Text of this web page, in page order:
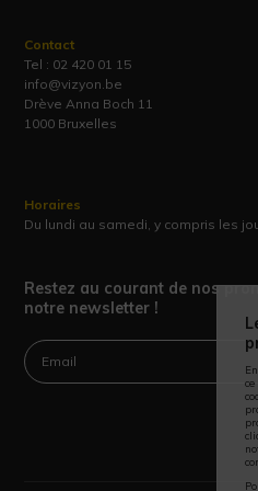
Contact
Tel : 02 420 01 15
info@vizyon.be
Drève Anna Boch 11
1000 Bruxelles
Horaires
Du lundi au samedi, y compris les
Restez au courant de nos
notre newsletter !
ce